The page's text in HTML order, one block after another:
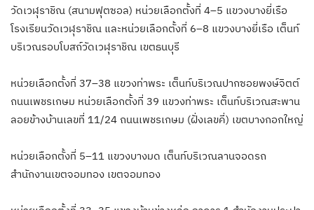
วัดเวฬุราชิณ (สนามฟุตซอล) หน่วยเลือกตั้งที่ 4–5 แขวงบางยี่เรือ
โรงเรียนวัดเวฬุราชิณ และหน่วยเลือกตั้งที่ 6–8 แขวงบางยี่เรือ เต็นท์
บริเวณรอบโบสถ์วัดเวฬุราชิณ เขตธนบุรี
หน่วยเลือกตั้งที่ 37–38 แขวงท่าพระ เต็นท์บริเวณปากซอยพงษ์จิตต์
ถนนเพชรเกษม หน่วยเลือกตั้งที่ 39 แขวงท่าพระ เต็นท์บริเวณสะพาน
ลอยข้างบ้านเลขที่ 11/24 ถนนเพชรเกษม (ฝั่งเลขคี่) เขตบางกอกใหญ่
หน่วยเลือกตั้งที่ 5–11 แขวงบางมด เต็นท์บริเวณลานจอดรถ
สำนักงานเขตจอมทอง เขตจอมทอง